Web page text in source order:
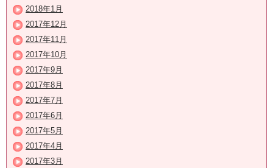
2018年1月
2017年12月
2017年11月
2017年10月
2017年9月
2017年8月
2017年7月
2017年6月
2017年5月
2017年4月
2017年3月